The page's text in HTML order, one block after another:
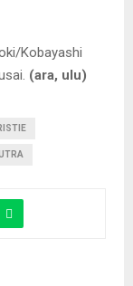
Kobayashi
(ara, ulu)